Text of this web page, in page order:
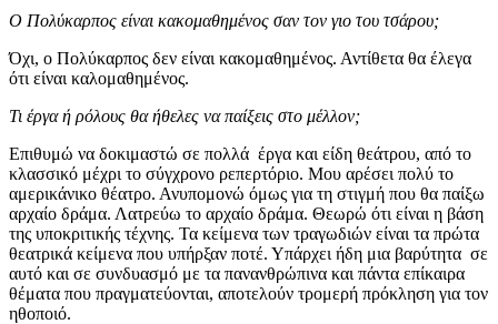
Ο Πολύκαρπος είναι κακομαθημένος σαν τον γιο του τσάρου;
Όχι, ο Πολύκαρπος δεν είναι κακομαθημένος. Αντίθετα θα έλεγα
ότι είναι καλομαθημένος.
Τι έργα ή ρόλους θα ήθελες να παίξεις στο μέλλον;
Επιθυμώ να δοκιμαστώ σε πολλά έργα και είδη θεάτρου, από το
κλασσικό μέχρι το σύγχρονο ρεπερτόριο. Μου αρέσει πολύ το
αμερικάνικο θέατρο. Ανυπομονώ όμως για τη στιγμή που θα παίξω
αρχαίο δράμα. Λατρεύω το αρχαίο δράμα. Θεωρώ ότι είναι η βάση
της υποκριτικής τέχνης. Τα κείμενα των τραγωδιών είναι τα πρώτα
θεατρικά κείμενα που υπήρξαν ποτέ. Υπάρχει ήδη μια βαρύτητα σε
αυτό και σε συνδυασμό με τα πανανθρώπινα και πάντα επίκαιρα
θέματα που πραγματεύονται, αποτελούν τρομερή πρόκληση για τον
ηθοποιό.